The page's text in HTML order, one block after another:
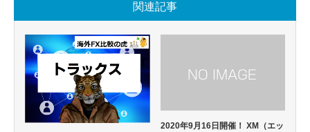
関連記事
2020年9月16日開催！ XM（エッ